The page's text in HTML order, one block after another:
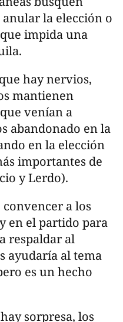
la elección o
impida una
hay nervios,
mantienen
venían a
abandonado en la
en la elección
importantes de
y Lerdo).
a los
en el partido para
respaldar al
ayudaría al tema
es un hecho
sorpresa, los